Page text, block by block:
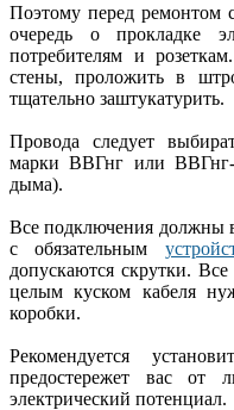
Поэтому перед ремонтом
очередь о прокладке
потребителям и
стены, проложить в
тщательно заштукатурить.
Провода следует
марки ВВГнг или
дыма).
Все подключения должны
с обязательным
допускаются скрутки.
целым куском кабеля
коробки.
Рекомендуется
предостережет вас от
электрический потенциал.